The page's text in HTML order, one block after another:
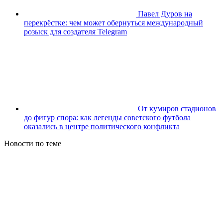
Павел Дуров на
перекрёстке: чем может обернуться международный
розыск для создателя Telegram
От кумиров стадионов
до фигур спора: как легенды советского футбола
оказались в центре политического конфликта
Новости по теме